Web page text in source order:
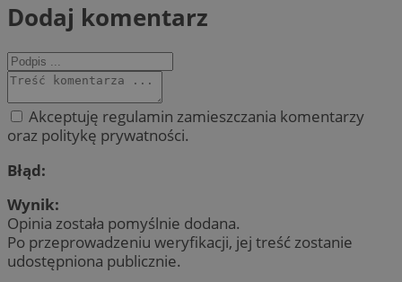
Dodaj komentarz
Akceptuję regulamin zamieszczania komentarzy
oraz politykę prywatności.
Błąd:
Wynik:
Opinia została pomyślnie dodana.
Po przeprowadzeniu weryfikacji, jej treść zostanie
udostępniona publicznie.